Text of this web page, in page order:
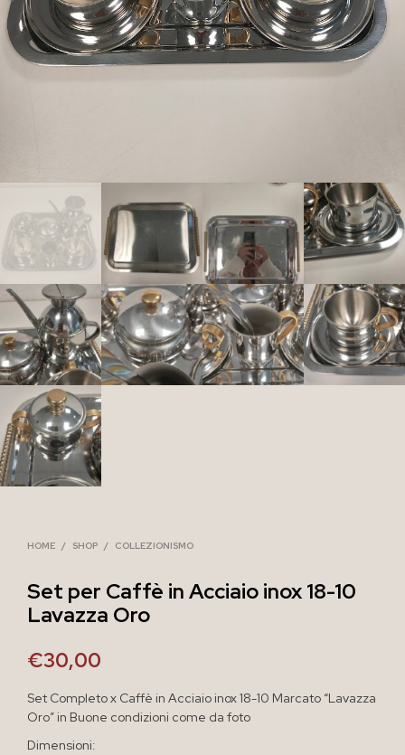
HOME / SHOP / COLLEZIONISMO
Set per Caffè in Acciaio inox 18-10
Lavazza Oro
€30,00
Set Completo x Caffè in Acciaio inox 18-10 Marcato “Lavazza
Oro” in Buone condizioni come da foto
Dimensioni: